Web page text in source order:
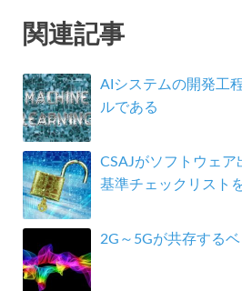
関連記事
AIシステムの開発工
ルである
CSAJがソフトウェア
基準チェックリスト
2G～5Gが共存する